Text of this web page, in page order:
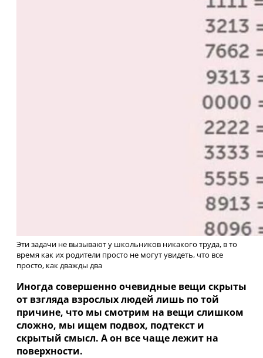
Эти задачи не вызывают у школьников никакого труда, в то
время как их родители просто не могут увидеть, что все
просто, как дважды два
Иногда совершенно очевидные вещи скрыты
от взгляда взрослых людей лишь по той
причине, что мы смотрим на вещи слишком
сложно, мы ищем подвох, подтекст и
скрытый смысл. А он все чаще лежит на
поверхности.